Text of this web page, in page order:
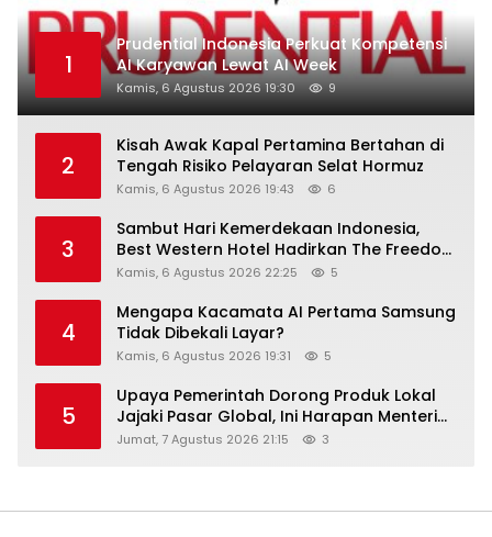
1
Prudential Indonesia Perkuat Kompetensi
AI Karyawan Lewat AI Week
Kamis, 6 Agustus 2026 19:30 9
2
Kisah Awak Kapal Pertamina Bertahan di
Tengah Risiko Pelayaran Selat Hormuz
Kamis, 6 Agustus 2026 19:43 6
3
Sambut Hari Kemerdekaan Indonesia,
Best Western Hotel Hadirkan The Freedom
Stay Diskon Hingga 45%
Kamis, 6 Agustus 2026 22:25 5
4
Mengapa Kacamata AI Pertama Samsung
Tidak Dibekali Layar?
Kamis, 6 Agustus 2026 19:31 5
5
Upaya Pemerintah Dorong Produk Lokal
Jajaki Pasar Global, Ini Harapan Menteri
Perindustrian RI Lewat ILT dan IGT Expo
Jumat, 7 Agustus 2026 21:15 3